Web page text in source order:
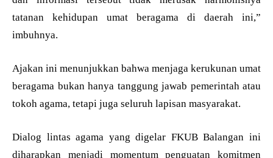
tatanan kehidupan umat beragama di daerah ini,”
imbuhnya.
Ajakan ini menunjukkan bahwa menjaga kerukunan umat
beragama bukan hanya tanggung jawab pemerintah atau
tokoh agama, tetapi juga seluruh lapisan masyarakat.
Dialog lintas agama yang digelar FKUB Balangan ini
diharapkan menjadi momentum penguatan komitmen